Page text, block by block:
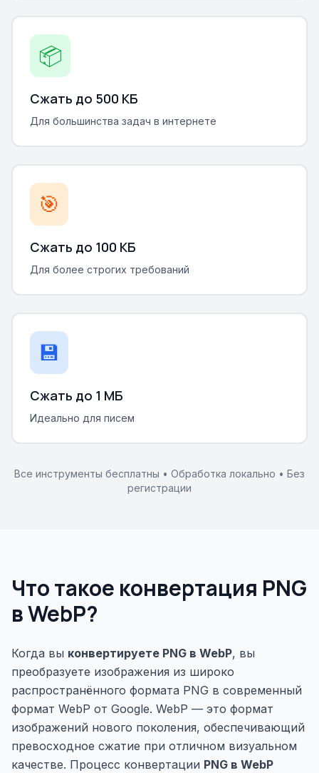
📦
Сжать до 500 КБ
Для большинства задач в интернете
🎯
Сжать до 100 КБ
Для более строгих требований
💾
Сжать до 1 МБ
Идеально для писем
Все инструменты бесплатны • Обработка локально • Без
регистрации
Что такое конвертация PNG
в WebP?
Когда вы конвертируете PNG в WebP, вы
преобразуете изображения из широко
распространённого формата PNG в современный
формат WebP от Google. WebP — это формат
изображений нового поколения, обеспечивающий
превосходное сжатие при отличном визуальном
качестве. Процесс конвертации PNG в WebP